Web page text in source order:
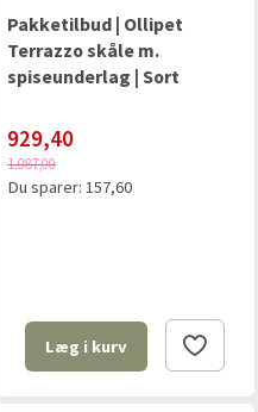
Pakketilbud | Ollipet
Terrazzo skåle m.
spiseunderlag | Sort
929,40
1.087,00
Du sparer: 157,60
Læg i kurv